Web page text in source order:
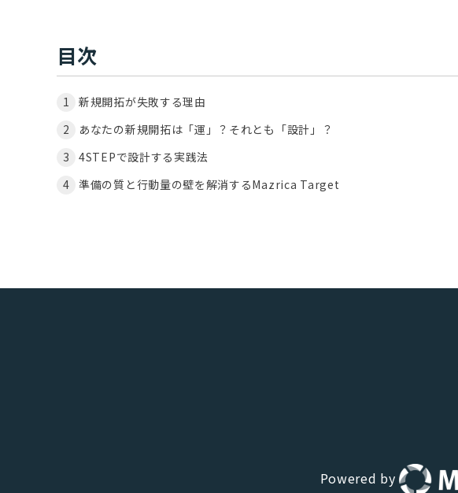
目次
新規開拓が失敗する理由
あなたの新規開拓は「運」？それとも「設計」？
4STEPで設計する実践法
準備の質と行動量の壁を解消するMazrica Target
Powered by